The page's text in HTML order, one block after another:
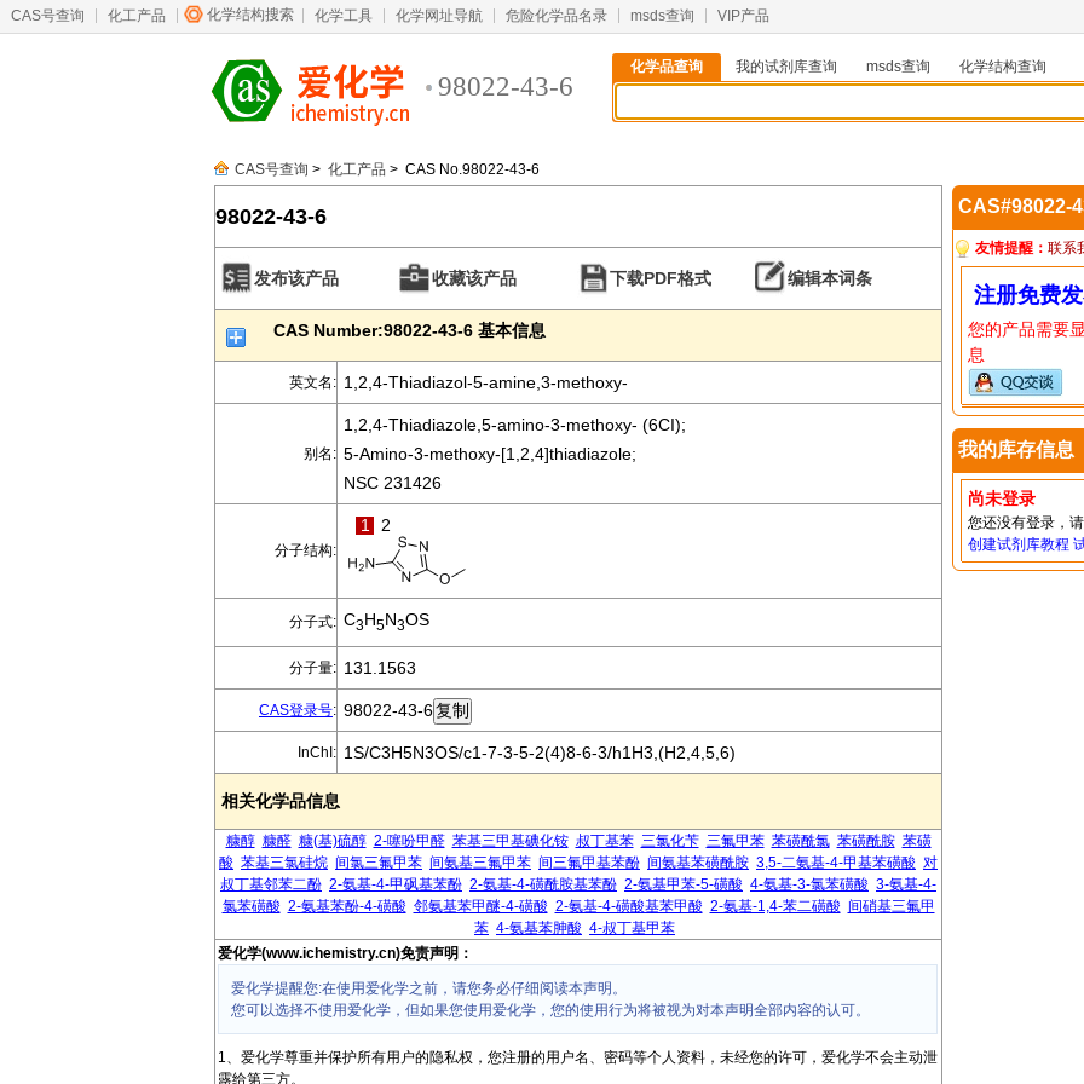
CAS号查询 化工产品 化学结构搜索 化学工具 化学网址导航 危险化学品名录 msds查询 VIP产品
98022-43-6
化学品查询 我的试剂库查询 msds查询
化学结构查询
CAS号查询 > 化工产品 > CAS No.98022-43-6
98022-43-6
发布该产品 收藏该产品 下载PDF格式 编辑本词条
CAS Number:98022-43-6 基本信息
英文名: 1,2,4-Thiadiazol-5-amine,3-methoxy-
别名:
1,2,4-Thiadiazole,5-amino-3-methoxy- (6CI);
5-Amino-3-methoxy-[1,2,4]thiadiazole;
NSC 231426
分子结构:
1 2
分子式: C3H5N3OS
分子量: 131.1563
CAS登录号: 98022-43-6
InChI: 1S/C3H5N3OS/c1-7-3-5-2(4)8-6-3/h1H3,(H2,4,5,6)
相关化学品信息
糠醇 糠醛 糠(基)硫醇 2-噻吩甲醛 苯基三甲基碘化铵 叔丁基苯 三氯化苄 三氟甲苯 苯磺酰氯 苯磺酰胺 苯磺
酸 苯基三氯硅烷 间氯三氟甲苯 间氨基三氟甲苯 间三氟甲基苯酚 间氨基苯磺酰胺 3,5-二氨基-4-甲基苯磺酸 对
叔丁基邻苯二酚 2-氨基-4-甲砜基苯酚 2-氨基-4-磺酰胺基苯酚 2-氨基甲苯-5-磺酸 4-氨基-3-氯苯磺酸 3-氨基-4-
氯苯磺酸 2-氨基苯酚-4-磺酸 邻氨基苯甲醚-4-磺酸 2-氨基-4-磺酸基苯甲酸 2-氨基-1,4-苯二磺酸 间硝基三氟甲
苯 4-氨基苯胂酸 4-叔丁基甲苯
爱化学(www.ichemistry.cn)免责声明：
爱化学提醒您:在使用爱化学之前，请您务必仔细阅读本声明。
您可以选择不使用爱化学，但如果您使用爱化学，您的使用行为将被视为对本声明全部内容的认可。
1、爱化学尊重并保护所有用户的隐私权，您注册的用户名、密码等个人资料，未经您的许可，爱化学不会主动泄
露给第三方。
CAS#98022-
友情提醒： 联系
注册免费
您的产品需要
息
我的库存信息
尚未登录
您还没有登录，
创建试剂库教程